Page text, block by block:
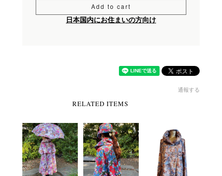
Add to cart
日本国内にお住まいの方向け
通報する
RELATED ITEMS